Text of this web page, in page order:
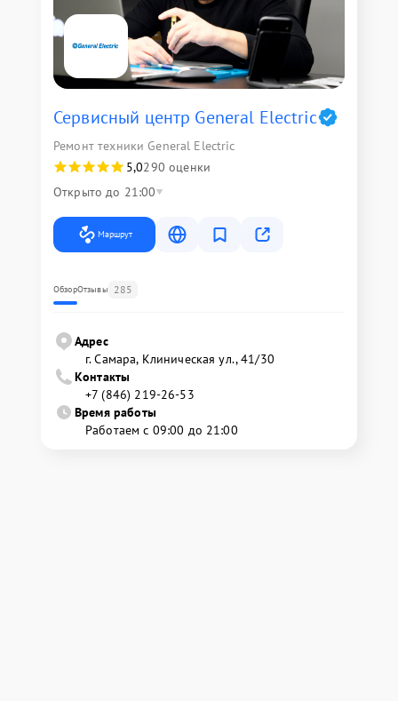
Сервисный центр General Electric
Ремонт техники General Electric
5,0290 оценки
Открыто до 21:00
Маршрут
ОбзорОтзывы 285
Адрес
г. Самара, Клиническая ул., 41/30
Контакты
+7 (846) 219-26-53
Время работы
Работаем с 09:00 до 21:00